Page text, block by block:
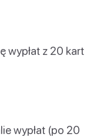
wypłat z 20 kart
wypłat (po 20